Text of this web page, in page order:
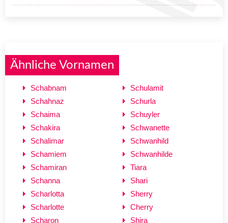
Ähnliche Vornamen
Schabnam
Schahnaz
Schaima
Schakira
Schalimar
Schamiem
Schamiran
Schanna
Scharlotta
Scharlotte
Scharon
Schulamit
Schurla
Schuyler
Schwanette
Schwanhild
Schwanhilde
Tiara
Shari
Sherry
Cherry
Shira